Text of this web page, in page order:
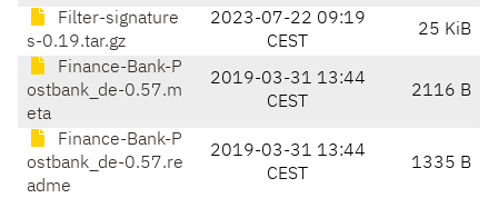
Filter-signature
s-0.19.tar.gz
2023-07-22 09:19
CEST
25 KiB
Finance-Bank-P
ostbank_de-0.57.m
eta
2019-03-31 13:44
CEST
2116 B
Finance-Bank-P
ostbank_de-0.57.re
adme
2019-03-31 13:44
CEST
1335 B